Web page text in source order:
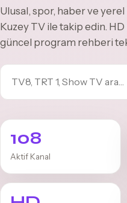
Ulusal, spor, haber ve yerel
Kuzey TV ile takip edin. HD
güncel program rehberi
108
Aktif Kanal